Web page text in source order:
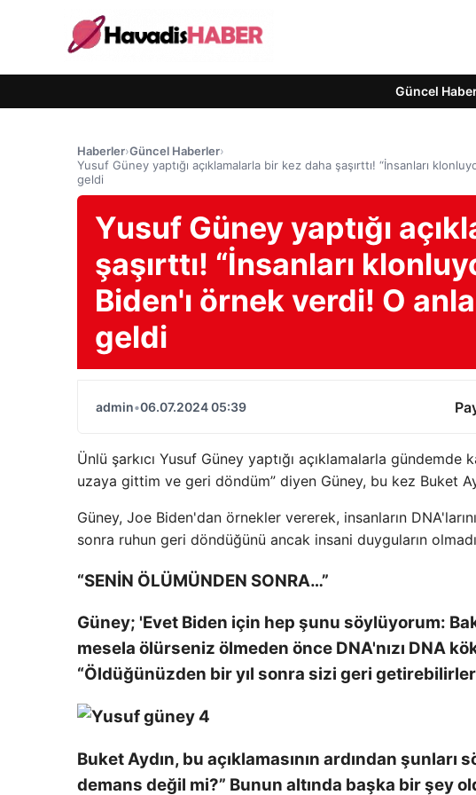
Güncel
Haberler›Güncel Haberler›
Yusuf Güney yaptığı açıklamalarla bir kez daha şaşırttı! “İnsanları
geldi
Yusuf Güney yaptığı
şaşırttı! “İnsanları
Biden'ı örnek verdi! O
geldi
admin•06.07.2024 05:39
Ünlü şarkıcı Yusuf Güney yaptığı açıklamalarla
uzaya gittim ve geri döndüm” diyen Güney, bu kez Buket
Güney, Joe Biden'dan örnekler vererek, insanların
sonra ruhun geri döndüğünü ancak insani duyguların
“SENİN ÖLÜMÜNDEN SONRA…”
Güney; 'Evet Biden için hep şunu söylüyorum:
mesela ölürseniz ölmeden önce DNA'nızı DNA
“Öldüğünüzden bir yıl sonra sizi geri
Buket Aydın, bu açıklamasının ardından
demans değil mi?” Bunun altında başka bir şey